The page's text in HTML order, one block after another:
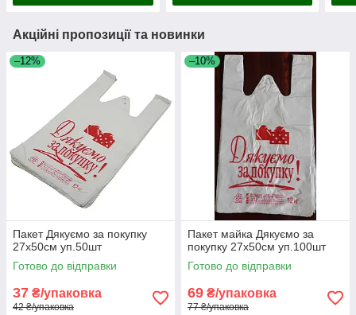
Акційні пропозиції та новинки
–12%
Пакет Дякуємо за покупку
27x50см уп.50шт
Готово до відправки
37 ₴/упаковка
42 ₴/упаковка
–10%
Пакет майка Дякуємо за
покупку 27x50см уп.100шт
Готово до відправки
69 ₴/упаковка
77 ₴/упаковка